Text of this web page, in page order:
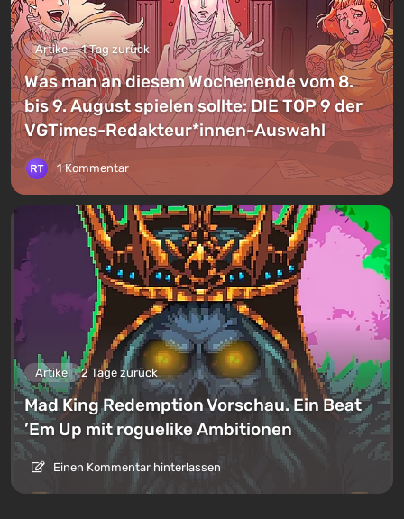
Artikel 1 Tag zurück
Was man an diesem Wochenende vom 8.
bis 9. August spielen sollte: DIE TOP 9 der
VGTimes-Redakteur*innen-Auswahl
1 Kommentar
Artikel 2 Tage zurück
Mad King Redemption Vorschau. Ein Beat
’Em Up mit roguelike Ambitionen
Einen Kommentar hinterlassen